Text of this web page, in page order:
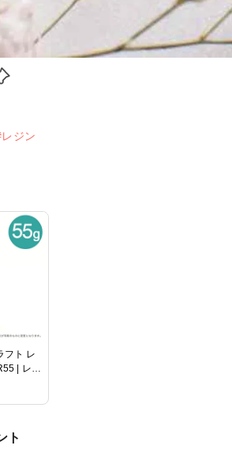
ジン
フト レ
| レジ
ン液
レジン
ト